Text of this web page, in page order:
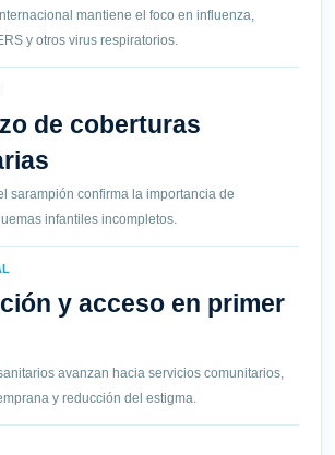
mantiene el foco en influenza,
y otros virus respiratorios.
de coberturas
sarampión confirma la importancia de
infantiles incompletos.
y acceso en primer
avanzan hacia servicios comunitarios,
y reducción del estigma.